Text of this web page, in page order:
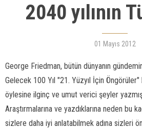
2040 yılının
01 Mayıs 2012
George Friedman, bütün dünyanın
Gelecek 100 Yıl "21. Yüzyıl İçin Öngörüler"
öylesine ilginç ve umut verici şeyler
Araştırmalarına ve yazdıklarına neden bu
sizlere daha iyi anlatabilmek adına sizleri